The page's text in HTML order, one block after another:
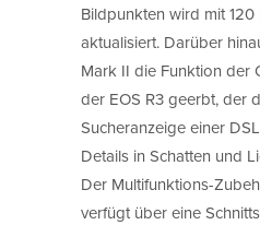
Bildpunkten wird mit
aktualisiert. Darüber
Mark II die Funktion der
der EOS R3 geerbt, der
Sucheranzeige einer
Details in Schatten und
Der Multifunktions-
verfügt über eine